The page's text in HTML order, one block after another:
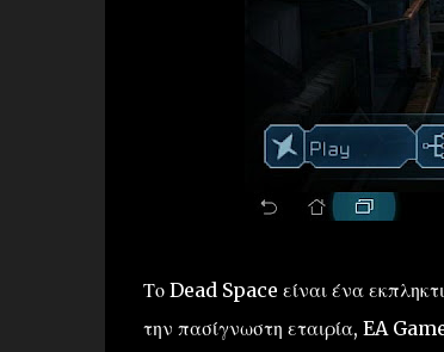
Το Dead Space είναι ένα
την πασίγνωστη εταιρία, EA